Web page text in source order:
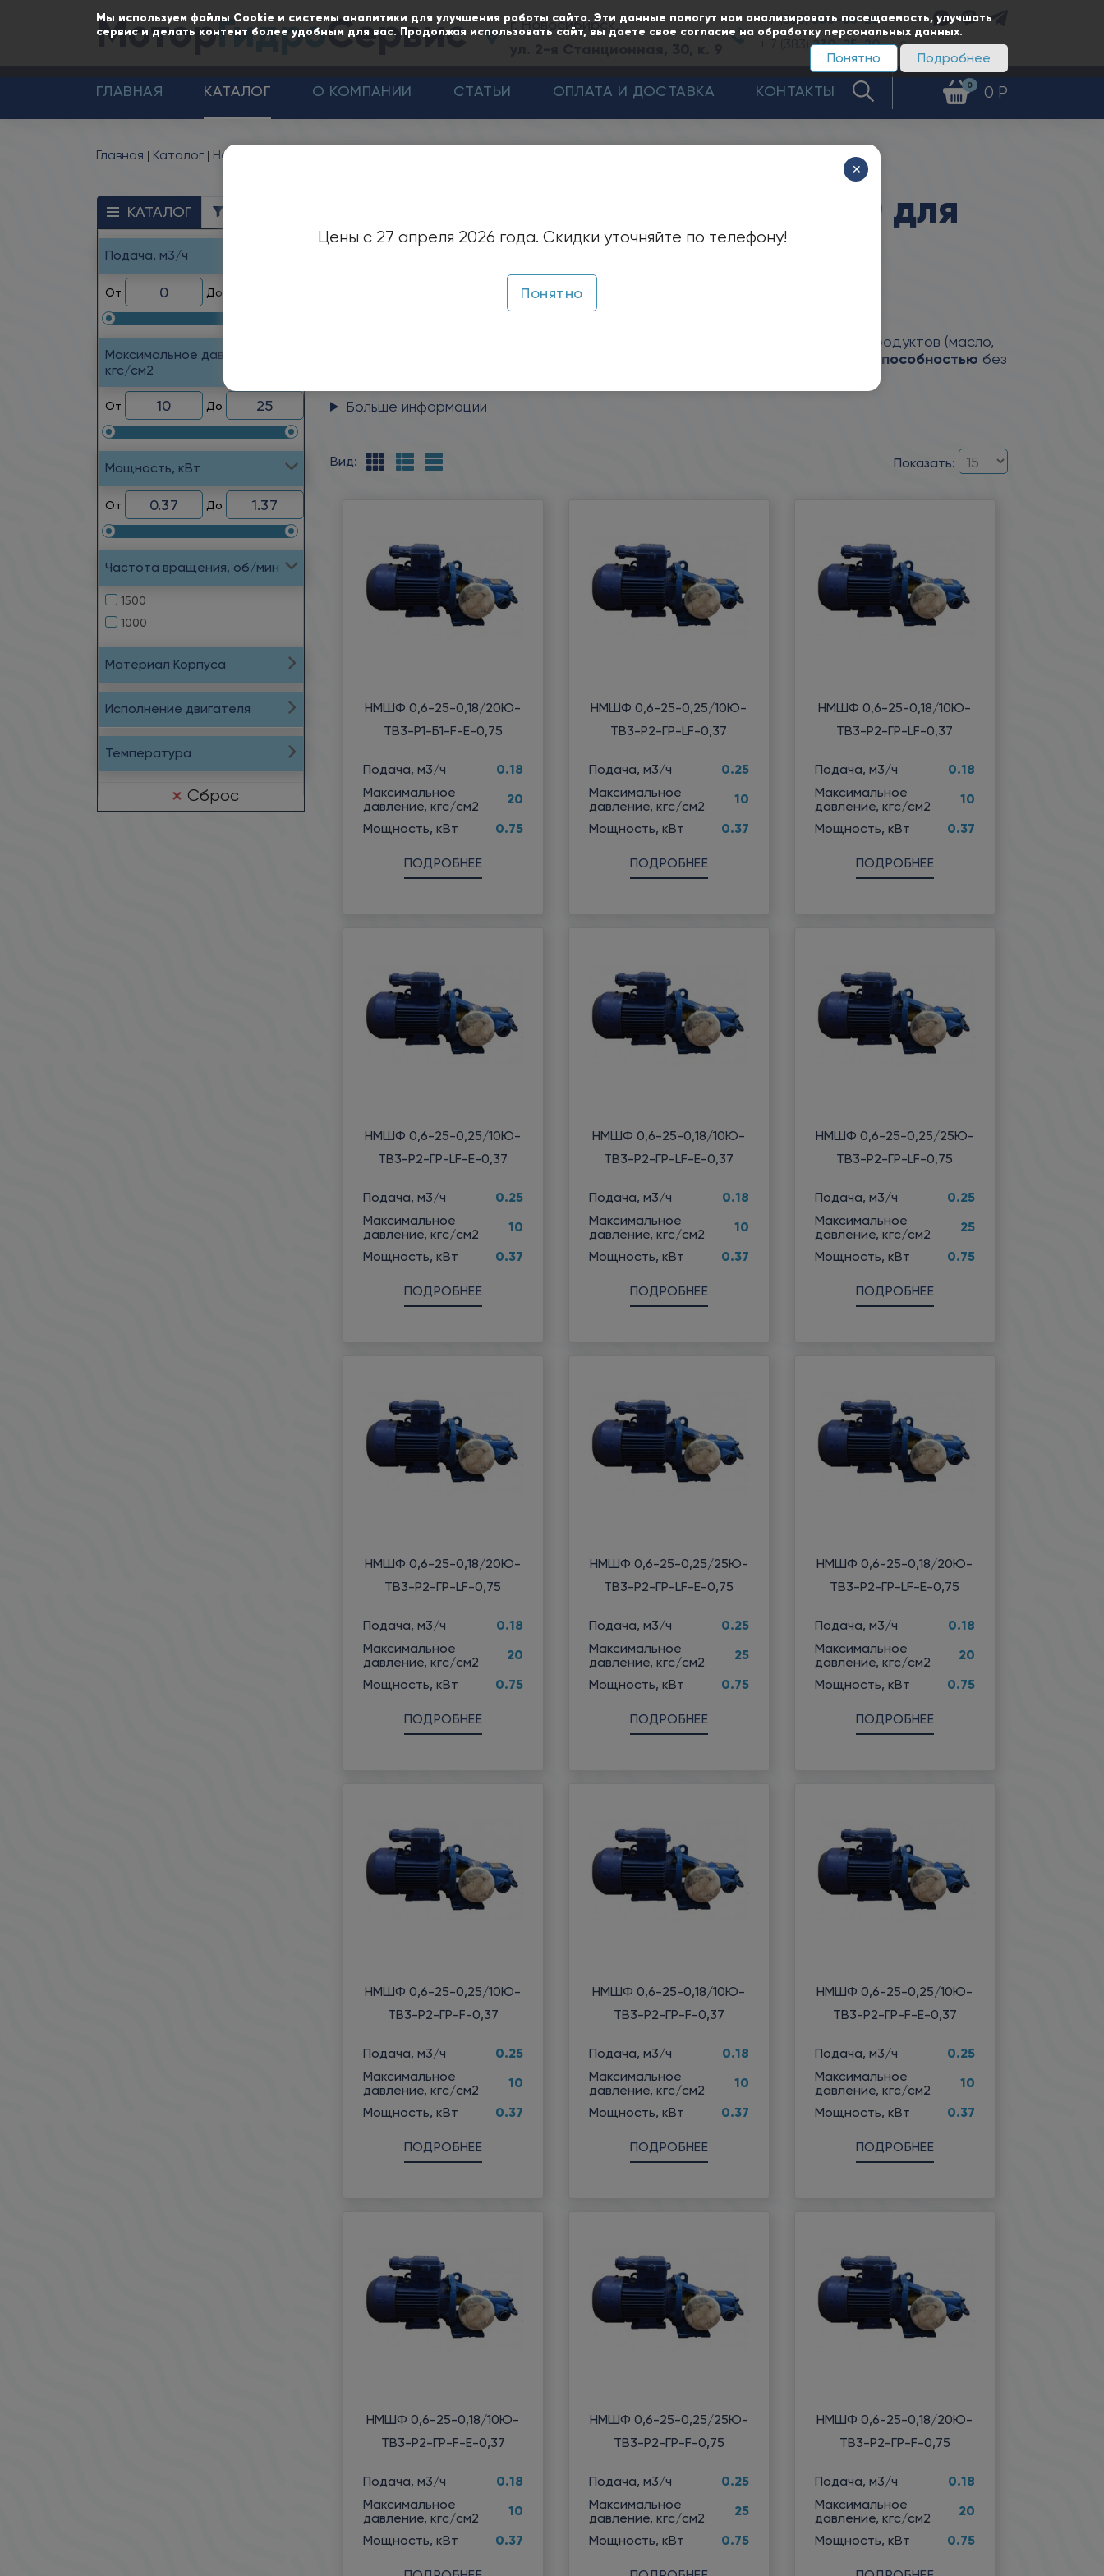
Мы используем файлы Cookie и системы аналитики для улучшения работы сайта. Эти данные помогут нам анализировать посещаемость, улучшать
сервис и делать контент более удобным для вас. Продолжая использовать сайт, вы даете свое согласие на обработку персональных данных.
Подробнее
Понятно
МоторГидроСервис г. Новосибирск, + 7 (383)350-65-20
230-25-20 Заказать звонок
0 0 Р
ГЛАВНАЯ КАТАЛОГ О КОМПАНИИ СТАТЬИ ОПЛАТА И ДОСТАВКА КОНТАКТЫ
Главная Каталог Насосы
КАТАЛОГ
Подача, м3/ч
От До
Максимальное давление,
кгс/см2
От До
Мощность, кВт
От До
Частота вращения, об/мин
1500
1000
Материал Корпуса
Исполнение двигателя
Температура
Сброс
НМШФ для
нефтепродуктов
Насосы шестеренные типа НМШФ предназначены для перекачивания нефтепродуктов (масло,
обладающих смазывающей способностью без
Больше информации
Вид: Показать:
НМШФ 0,6-25-0,18/20Ю-
ТВ3-Р1-Б1-F-Е-0,75
Подача, м3/ч
0.18
Максимальное
давление, кгс/см2
20
Мощность, кВт
0.75
ПОДРОБНЕЕ
НМШФ 0,6-25-0,25/10Ю-
ТВ3-Р2-ГР-LF-0,37
Подача, м3/ч
0.25
Максимальное
давление, кгс/см2
10
Мощность, кВт
0.37
ПОДРОБНЕЕ
НМШФ 0,6-25-0,18/10Ю-
ТВ3-Р2-ГР-LF-0,37
Подача, м3/ч
0.18
Максимальное
давление, кгс/см2
10
Мощность, кВт
0.37
ПОДРОБНЕЕ
НМШФ 0,6-25-0,25/10Ю-
ТВ3-Р2-ГР-LF-Е-0,37
Подача, м3/ч
0.25
Максимальное
давление, кгс/см2
10
Мощность, кВт
0.37
ПОДРОБНЕЕ
НМШФ 0,6-25-0,18/10Ю-
ТВ3-Р2-ГР-LF-Е-0,37
Подача, м3/ч
0.18
Максимальное
давление, кгс/см2
10
Мощность, кВт
0.37
ПОДРОБНЕЕ
НМШФ 0,6-25-0,25/25Ю-
ТВ3-Р2-ГР-LF-0,75
Подача, м3/ч
0.25
Максимальное
давление, кгс/см2
25
Мощность, кВт
0.75
ПОДРОБНЕЕ
НМШФ 0,6-25-0,18/20Ю-
ТВ3-Р2-ГР-LF-0,75
Подача, м3/ч
0.18
Максимальное
давление, кгс/см2
20
Мощность, кВт
0.75
ПОДРОБНЕЕ
НМШФ 0,6-25-0,25/25Ю-
ТВ3-Р2-ГР-LF-Е-0,75
Подача, м3/ч
0.25
Максимальное
давление, кгс/см2
25
Мощность, кВт
0.75
ПОДРОБНЕЕ
НМШФ 0,6-25-0,18/20Ю-
ТВ3-Р2-ГР-LF-Е-0,75
Подача, м3/ч
0.18
Максимальное
давление, кгс/см2
20
Мощность, кВт
0.75
ПОДРОБНЕЕ
НМШФ 0,6-25-0,25/10Ю-
ТВ3-Р2-ГР-F-0,37
Подача, м3/ч
0.25
Максимальное
давление, кгс/см2
10
Мощность, кВт
0.37
ПОДРОБНЕЕ
НМШФ 0,6-25-0,18/10Ю-
ТВ3-Р2-ГР-F-0,37
Подача, м3/ч
0.18
Максимальное
давление, кгс/см2
10
Мощность, кВт
0.37
ПОДРОБНЕЕ
НМШФ 0,6-25-0,25/10Ю-
ТВ3-Р2-ГР-F-Е-0,37
Подача, м3/ч
0.25
Максимальное
давление, кгс/см2
10
Мощность, кВт
0.37
ПОДРОБНЕЕ
НМШФ 0,6-25-0,18/10Ю-
ТВ3-Р2-ГР-F-Е-0,37
Подача, м3/ч
0.18
Максимальное
давление, кгс/см2
10
Мощность, кВт
0.37
НМШФ 0,6-25-0,25/25Ю-
ТВ3-Р2-ГР-F-0,75
Подача, м3/ч
0.25
Максимальное
давление, кгс/см2
25
Мощность, кВт
0.75
НМШФ 0,6-25-0,18/20Ю-
ТВ3-Р2-ГР-F-0,75
Подача, м3/ч
0.18
Максимальное
давление, кгс/см2
20
Мощность, кВт
0.75
✕
Цены с 27 апреля 2026 года. Скидки уточняйте по телефону!
Понятно